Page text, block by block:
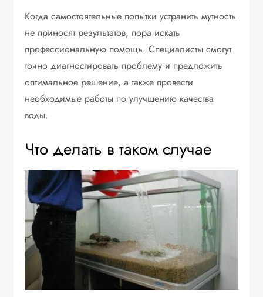
Когда самостоятельные попытки устранить мутность
не приносят результатов, пора искать
профессиональную помощь. Специалисты смогут
точно диагностировать проблему и предложить
оптимальное решение, а также провести
необходимые работы по улучшению качества
воды.
Что делать в таком случае